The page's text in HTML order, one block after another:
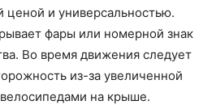
ценой и универсальностью.
фары или номерной знак
Во время движения следует
из-за увеличенной
на крыше.